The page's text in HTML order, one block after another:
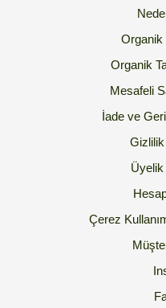
Organik
Organik
Mesafeli
İade ve
Çerez